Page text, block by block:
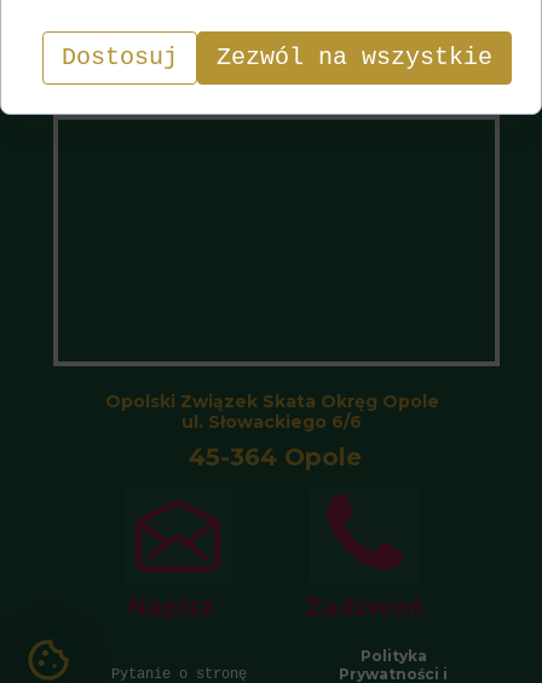
"W skacie wygrywa nie ten, kto ma najlepsze karty,
lecz ten, kto najlepiej nimi gra.”
Pytanie o stronę
Polityka
Prywatności i
Zadzwoń
Napisz
Opolski Związek Skata Okręg Opole
ul. Słowackiego 6/6
45-364 Opole
Dostosuj Zezwól na wszystkie